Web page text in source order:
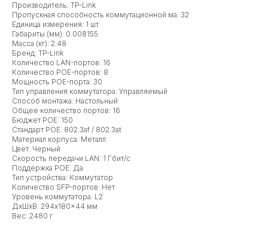
Производитель: TP-Link
Пропускная способность коммутационной ма: 32
Единица измерения: 1 шт
Габариты (мм): 0.008155
Масса (кг): 2.48
Бренд: TP-Link
Количество LAN-портов: 16
Количество POE-портов: 8
Мощность POE-порта: 30
Тип управления коммутатора: Управляемый
Способ монтажа: Настольный
Общее количество портов: 16
Бюджет POE: 150
Стандарт POE: 802.3af / 802.3at
Материал корпуса: Металл
Цвет: Черный
Скорость передачи LAN: 1 Гбит/с
Поддержка POE: Да
Тип устройства: Коммутатор
Количество SFP-портов: Нет
Уровень коммутатора: L2
ДxШxВ: 294x180x44 мм
Вес: 2480 г